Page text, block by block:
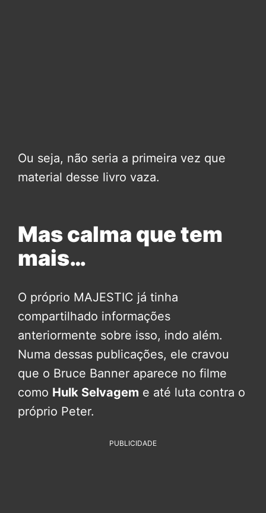
Ou seja, não seria a primeira vez que
material desse livro vaza.
Mas calma que tem
mais…
O próprio MAJESTIC já tinha
compartilhado informações
anteriormente sobre isso, indo além.
Numa dessas publicações, ele cravou
que o Bruce Banner aparece no filme
como Hulk Selvagem e até luta contra o
próprio Peter.
PUBLICIDADE